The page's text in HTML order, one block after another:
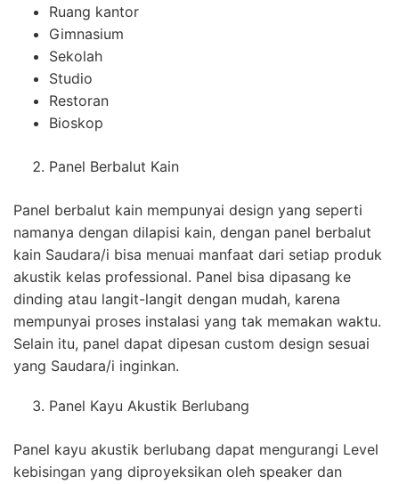
Ruang kantor
Gimnasium
Sekolah
Studio
Restoran
Bioskop
Panel Berbalut Kain
Panel berbalut kain mempunyai design yang seperti
namanya dengan dilapisi kain, dengan panel berbalut
kain Saudara/i bisa menuai manfaat dari setiap produk
akustik kelas professional. Panel bisa dipasang ke
dinding atau langit-langit dengan mudah, karena
mempunyai proses instalasi yang tak memakan waktu.
Selain itu, panel dapat dipesan custom design sesuai
yang Saudara/i inginkan.
Panel Kayu Akustik Berlubang
Panel kayu akustik berlubang dapat mengurangi Level
kebisingan yang diproyeksikan oleh speaker dan